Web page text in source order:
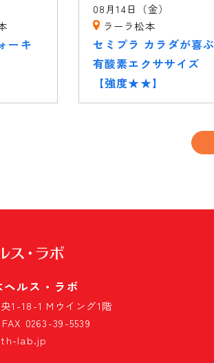
ーキ
08月14日（金）
ラーラ松本
セミプラ カラダが喜ぶ
有酸素エクササイズ
【強度★★】
ルス・ラボ
1-18-1 Mウイング1階
0263-39-5539
lab.jp